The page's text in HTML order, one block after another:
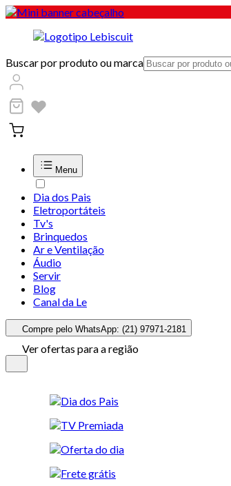
Buscar por produto ou marca
Menu
Dia dos Pais
Eletroportáteis
Tv's
Brinquedos
Ar e Ventilação
Áudio
Servir
Blog
Canal da Le
Compre pelo WhatsApp: (21) 97971-2181
Ver ofertas para a região